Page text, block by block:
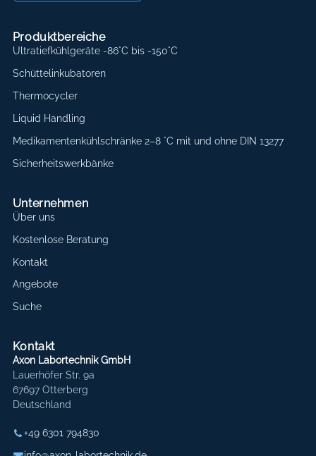
Produktbereiche
Ultratiefkühlgeräte -86°C bis -150°C
Schüttelinkubatoren
Thermocycler
Liquid Handling
Medikamentenkühlschränke 2–8 °C mit und ohne DIN 13277
Sicherheitswerkbänke
Unternehmen
Über uns
Kostenlose Beratung
Kontakt
Angebote
Suche
Kontakt
Axon Labortechnik GmbH
Lauerhöfer Str. 9a
67697 Otterberg
Deutschland
+49 6301 794830